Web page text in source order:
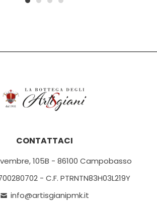
CONTATTACI
105B - 86100 Campobasso
- C.F. PTRNTN83H03L219Y
info@artisgianipmk.it